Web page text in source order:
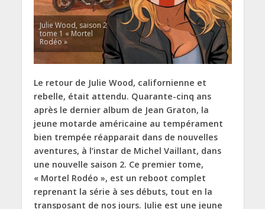
Julie Wood, saison 2
tome 1 « Mortel
Rodéo »
Le retour de Julie Wood, californienne et
rebelle, était attendu. Quarante-cinq ans
après le dernier album de Jean Graton, la
jeune motarde américaine au tempérament
bien trempée réapparait dans de nouvelles
aventures, à l’instar de Michel Vaillant, dans
une nouvelle saison 2. Ce premier tome,
« Mortel Rodéo », est un reboot complet
reprenant la série à ses débuts, tout en la
transposant de nos jours. Julie est une jeune